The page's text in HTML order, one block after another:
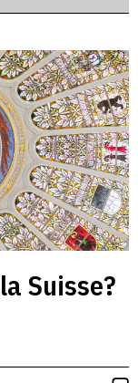
Suisse?